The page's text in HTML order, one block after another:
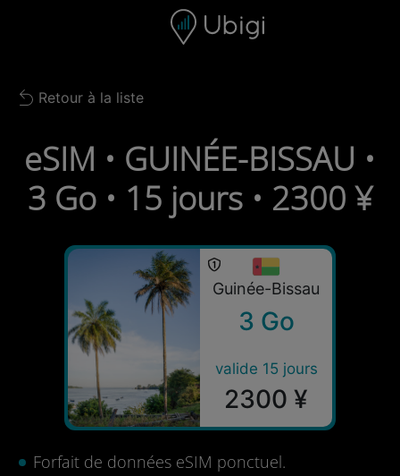
Barre de navigation Bas de page
Back to list
Retour à la liste
eSIM • GUINÉE-BISSAU •
3 Go • 15 jours • 2300 ¥
Guinée-Bissau
3 Go
valide 15 jours
2300 ¥
Forfait de données eSIM ponctuel.